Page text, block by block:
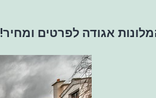
אגודה לפרטים ומחיר!